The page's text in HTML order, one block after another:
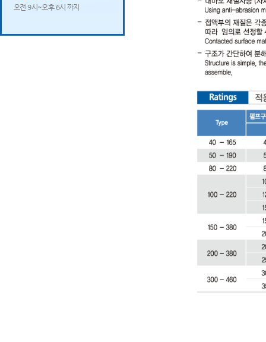
오전 9시~오후 6시 까지